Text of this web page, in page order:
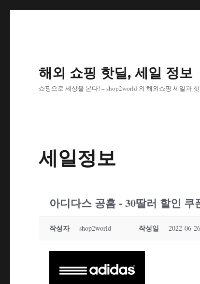
해외 쇼핑 핫딜, 세일 정보
쇼핑으로 세상을 본다! – shop2world 의 해외쇼핑 세일과
세일정보
아디다스 공홈 - 30딸러 할인 쿠
작성자 shop2world 작성일 2022-06-